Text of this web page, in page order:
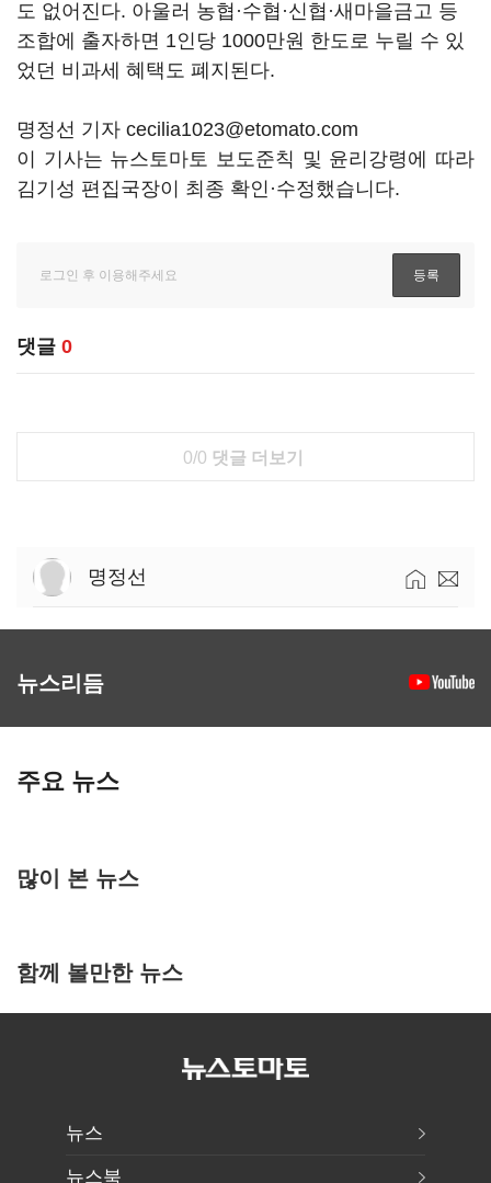
도 없어진다. 아울러 농협·수협·신협·새마을금고 등
조합에 출자하면 1인당 1000만원 한도로 누릴 수 있
었던 비과세 혜택도 폐지된다.
명정선 기자 cecilia1023@etomato.com
이 기사는 뉴스토마토 보도준칙 및 윤리강령에 따라
김기성 편집국장이 최종 확인·수정했습니다.
댓글 0
0/0 댓글 더보기
명정선
뉴스리듬
주요 뉴스
많이 본 뉴스
함께 볼만한 뉴스
뉴스
뉴스북